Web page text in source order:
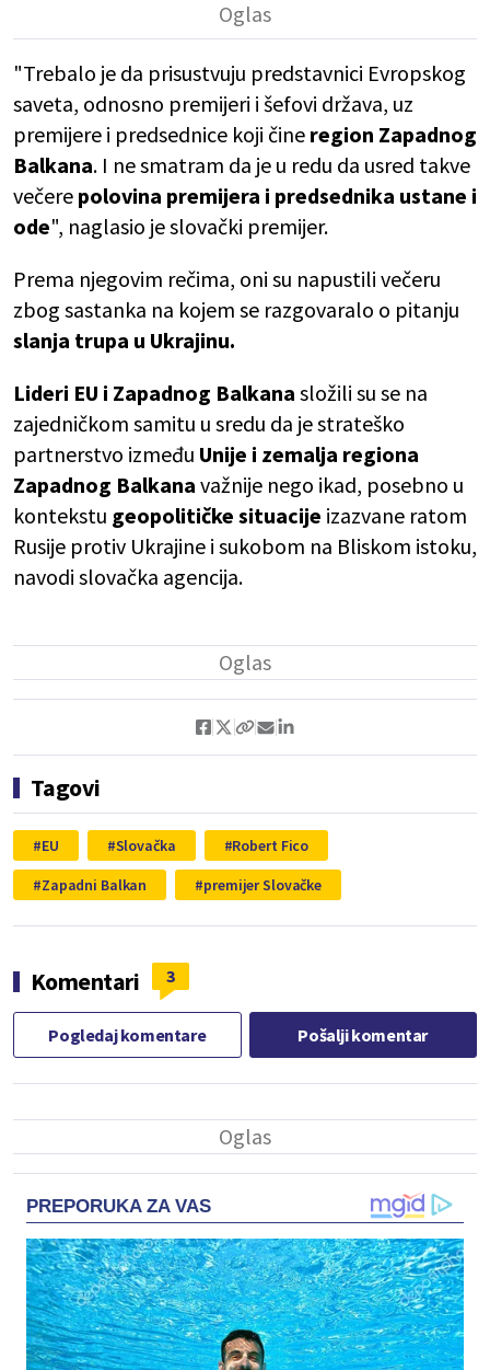
"Trebalo je da prisustvuju predstavnici Evropskog
saveta, odnosno premijeri i šefovi država, uz
premijere i predsednice koji čine region Zapadnog
Balkana. I ne smatram da je u redu da usred takve
večere polovina premijera i predsednika ustane i
ode", naglasio je slovački premijer.
Prema njegovim rečima, oni su napustili večeru
zbog sastanka na kojem se razgovaralo o pitanju
slanja trupa u Ukrajinu.
Lideri EU i Zapadnog Balkana složili su se na
zajedničkom samitu u sredu da je strateško
partnerstvo između Unije i zemalja regiona
Zapadnog Balkana važnije nego ikad, posebno u
kontekstu geopolitičke situacije izazvane ratom
Rusije protiv Ukrajine i sukobom na Bliskom istoku,
navodi slovačka agencija.
Tagovi
EU Slovačka
Robert Fico
Zapadni Balkan
premijer Slovačke
Komentari 3
Pogledaj komentare Pošalji komentar
PREPORUKA ZA VAS